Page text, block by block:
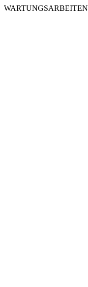
WARTUNGSARBEITEN